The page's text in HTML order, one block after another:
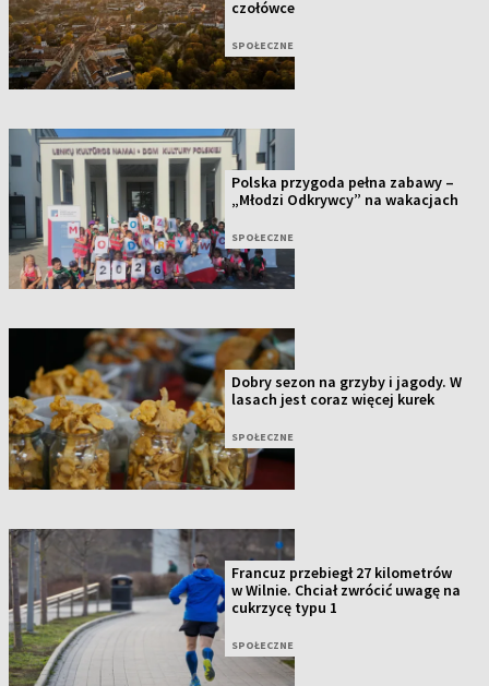
czołówce
SPOŁECZNE
Polska przygoda pełna zabawy –
„Młodzi Odkrywcy” na wakacjach
SPOŁECZNE
Dobry sezon na grzyby i jagody. W
lasach jest coraz więcej kurek
SPOŁECZNE
Francuz przebiegł 27 kilometrów
w Wilnie. Chciał zwrócić uwagę na
cukrzycę typu 1
SPOŁECZNE